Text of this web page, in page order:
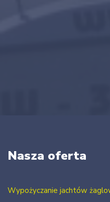
Nasza oferta
Wypożyczanie jachtów